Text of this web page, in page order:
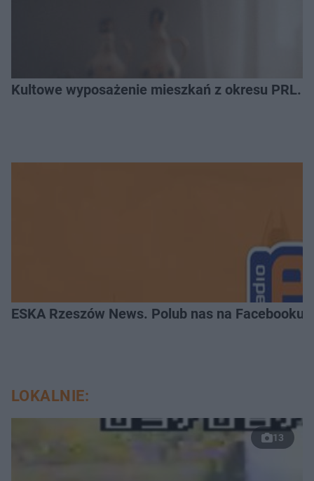
Kultowe wyposażenie mieszkań z okresu PRL.
ESKA Rzeszów News. Polub nas na Facebooku!
LOKALNIE:
13